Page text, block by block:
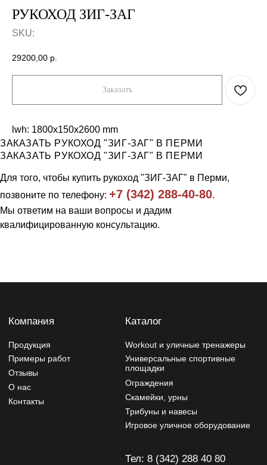
РУКОХОД ЗИГ-ЗАГ
SKU:
29200,00 р.
Заказать
lwh: 1800x150x2600 mm
ЗАКАЗАТЬ РУКОХОД "ЗИГ-ЗАГ" В ПЕРМИ
ЗАКАЗАТЬ РУКОХОД "ЗИГ-ЗАГ" В ПЕРМИ
Для того, чтобы купить рукоход "ЗИГ-ЗАГ" в Перми,
позвоните по телефону: +7 (342) 288-40-80.
Мы ответим на ваши вопросы и дадим
квалифицированную консультацию.
О нас
Примеры работ
Компания
Трибуны и навесы
Workout и уличные тренажеры
Универсальные спортивные
Ограждения
Игровое уличное оборудование
Каталог
Тел: 8 (342) 288 40 80
производитель может вносить изменения в дизайн и
Разработчик сайта - Фурсина Ксения
Продвижение сайта - "WebSites"